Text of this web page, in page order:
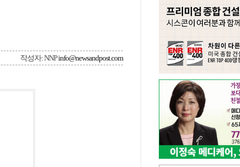
작성자: NNPinfo@newsandpost.com